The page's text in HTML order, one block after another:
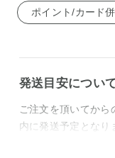
ポイント/カード
発送目安につい
ご注文を頂いてか
内に発送予定となり